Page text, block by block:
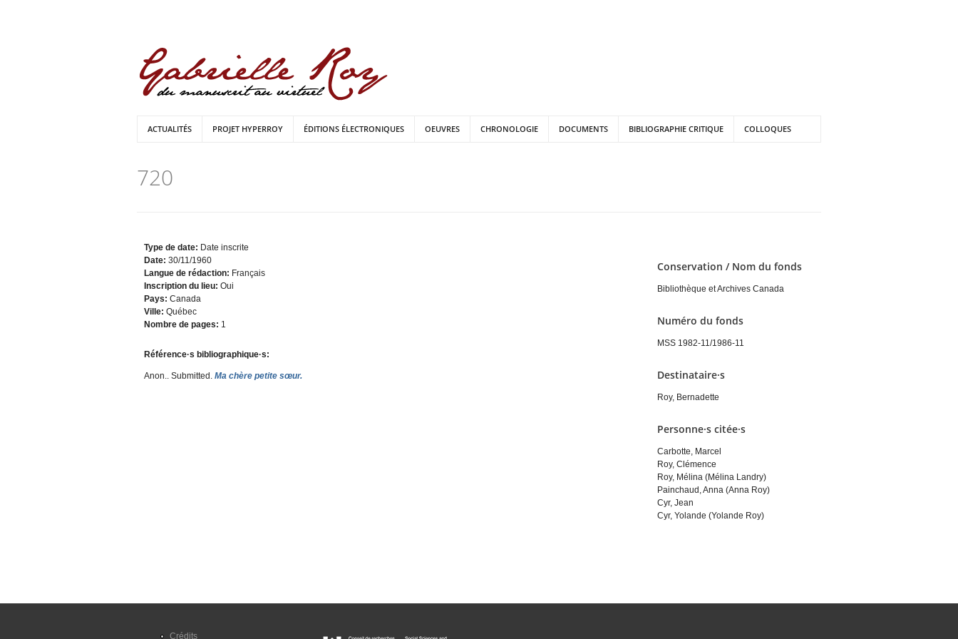
ACTUALITÉS PROJET HYPERROY ÉDITIONS ÉLECTRONIQUES OEUVRES CHRONOLOGIE DOCUMENTS BIBLIOGRAPHIE CRITIQUE COLLOQUES
720
Type de date: Date inscrite
Date: 30/11/1960
Langue de rédaction: Français
Inscription du lieu: Oui
Pays: Canada
Ville: Québec
Nombre de pages: 1
Référence·s bibliographique·s:
Anon.. Submitted. Ma chère petite sœur.
Conservation / Nom du fonds
Bibliothèque et Archives Canada
Numéro du fonds
MSS 1982-11/1986-11
Destinataire·s
Roy, Bernadette
Personne·s citée·s
Carbotte, Marcel
Roy, Clémence
Roy, Mélina (Mélina Landry)
Painchaud, Anna (Anna Roy)
Cyr, Jean
Cyr, Yolande (Yolande Roy)
Crédits